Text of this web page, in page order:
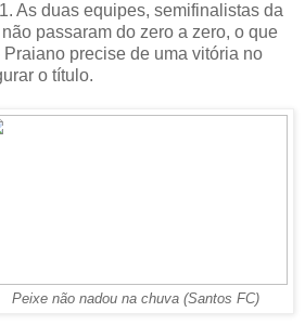
As duas equipes, semifinalistas da
passaram do zero a zero, o que
precise de uma vitória no
o título.
Peixe não nadou na chuva (Santos FC)